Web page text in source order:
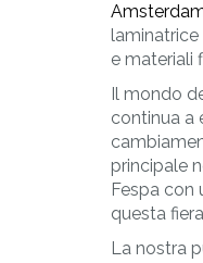
laminatrice
e materiali
Il mondo
continua a
principale
Fespa con
questa
La nostra